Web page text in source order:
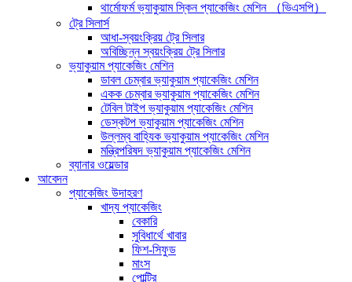
থার্মোফর্ম ভ্যাকুয়াম স্কিন প্যাকেজিং মেশিন （ভিএসপি）
ট্রে সিলার্স
আধা-স্বয়ংক্রিয় ট্রে সিলার
অবিচ্ছিন্ন স্বয়ংক্রিয় ট্রে সিলার
ভ্যাকুয়াম প্যাকেজিং মেশিন
ডাবল চেম্বার ভ্যাকুয়াম প্যাকেজিং মেশিন
একক চেম্বার ভ্যাকুয়াম প্যাকেজিং মেশিন
টেবিল টাইপ ভ্যাকুয়াম প্যাকেজিং মেশিন
ডেস্কটপ ভ্যাকুয়াম প্যাকেজিং মেশিন
উল্লম্ব বাহ্যিক ভ্যাকুয়াম প্যাকেজিং মেশিন
মন্ত্রিপরিষদ ভ্যাকুয়াম প্যাকেজিং মেশিন
ব্যানার ওয়েল্ডার
আবেদন
প্যাকেজিং উদাহরণ
খাদ্য প্যাকেজিং
বেকারি
সুবিধার্থে খাবার
ফিশ-সিফুড
মাংস
পোল্ট্রি